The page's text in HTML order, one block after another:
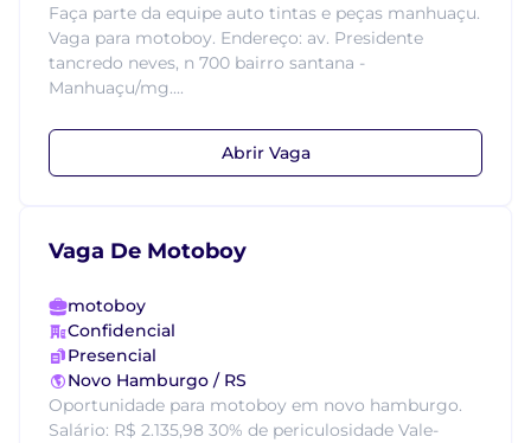
Faça parte da equipe auto tintas e peças manhuaçu.
Vaga para motoboy. Endereço: av. Presidente
tancredo neves, n 700 bairro santana -
Manhuaçu/mg....
Abrir Vaga
Vaga De Motoboy
motoboy
Confidencial
Presencial
Novo Hamburgo / RS
Oportunidade para motoboy em novo hamburgo.
Salário: R$ 2.135,98 30% de periculosidade Vale-